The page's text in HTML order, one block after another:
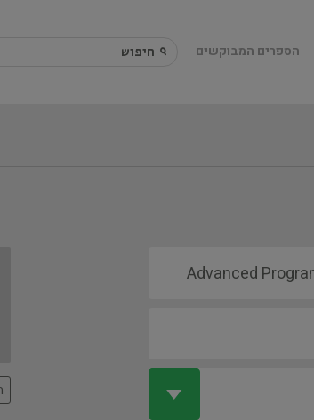
הספרים המבוקשים